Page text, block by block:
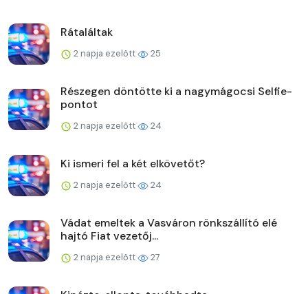
Rátaláltak
2 napja ezelőtt 25
Részegen döntötte ki a nagymágocsi Selfie-
pontot
2 napja ezelőtt 24
Ki ismeri fel a két elkövetőt?
2 napja ezelőtt 24
Vádat emeltek a Vasváron rönkszállító elé
hajtó Fiat vezetőj...
2 napja ezelőtt 27